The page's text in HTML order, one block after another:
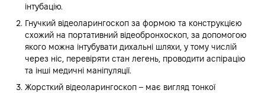
інтубацію.
Гнучкий відеоларингоскоп за формою та конструкцією
схожий на портативний відеобронхоскоп, за допомогою
якого можна інтубувати дихальні шляхи, у тому числій
через ніс, перевіряти стан легень, проводити аспірацію
та інші медичні маніпуляції.
Жорсткий відеоларингоскоп – має вигляд тонкої